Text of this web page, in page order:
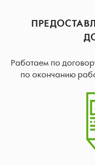
Работаем по
по окончанию